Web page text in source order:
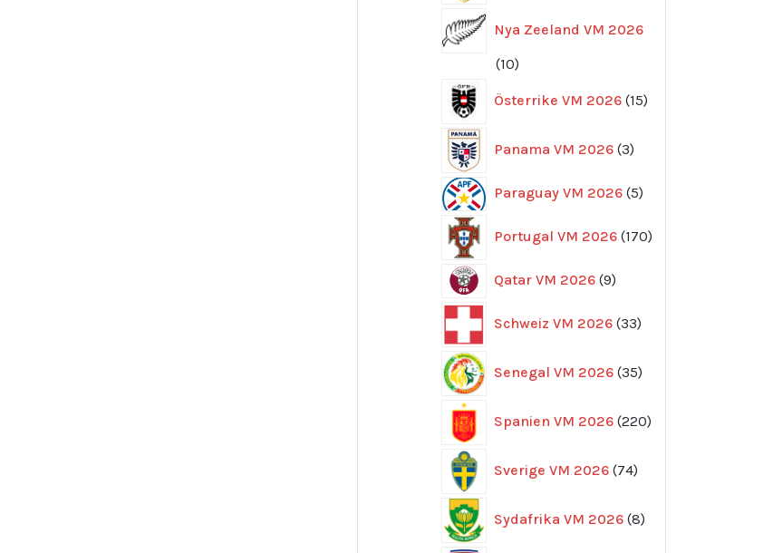
Nya Zeeland VM 2026
1010
Österrike VM 2026 15
produkter
Panama VM 2026 3
produkter
Paraguay VM 2026 55
Portugal VM 2026 170
produkter
Qatar VM 2026 99
Schweiz VM 2026 33
produkter
Senegal VM 2026 35
produkter
Spanien VM 2026 220
produkter
Sverige VM 2026 74
produkter
Sydafrika VM 2026 8
produkter